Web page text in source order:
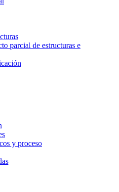
parcial de estructuras e
y proceso